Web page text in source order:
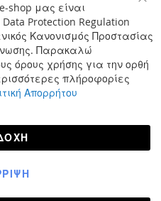
shop μας είναι
Protection Regulation
Κανονισμός Προστασίας
Παρακαλώ
όρους χρήσης για την ορθή
πλήροφορίες
Απορρήτου